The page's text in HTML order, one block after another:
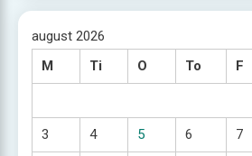
august 2026
M
Ti O To F
3 4 5 6 7